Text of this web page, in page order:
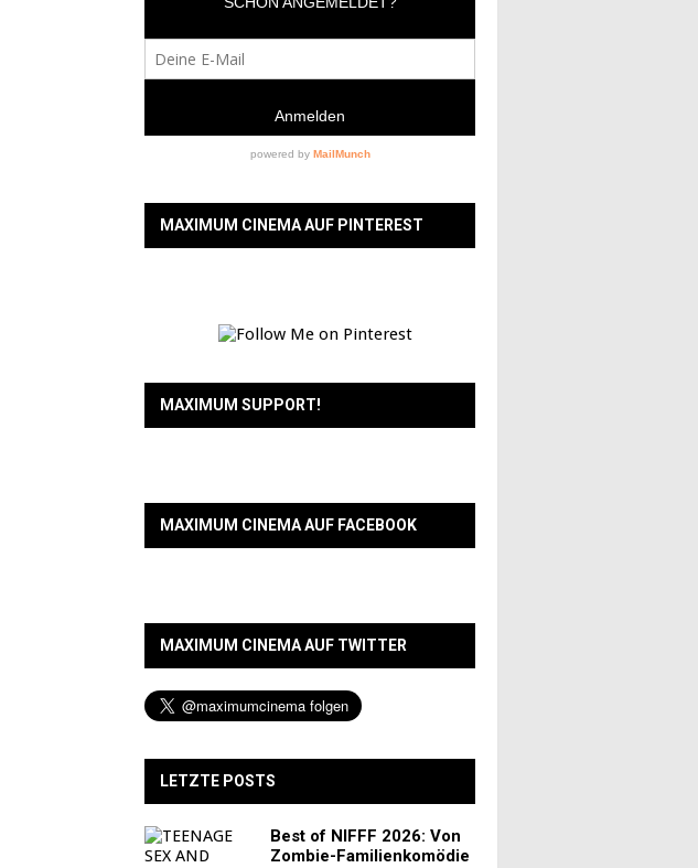
MAXIMUM CINEMA AUF PINTEREST
MAXIMUM SUPPORT!
MAXIMUM CINEMA AUF FACEBOOK
MAXIMUM CINEMA AUF TWITTER
LETZTE POSTS
Best of NIFFF 2026: Von
Zombie-Familienkomödie